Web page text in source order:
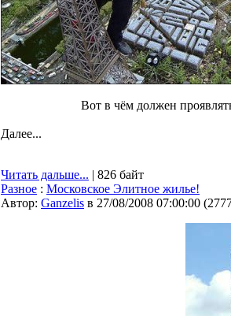
Вот в чём должен
Далее...
Читать дальше... | 826 байт
Разное : Московское Элитное жилье!
Автор: Ganzelis в 27/08/2008 07:00:00 (